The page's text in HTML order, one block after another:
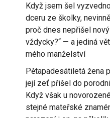
Když jsem šel
dceru ze školky,
proč dnes nepřišel
vždycky?“ — a jediná
mého manželství
Pětapadesátiletá žena
její zeť přišel do
Když však u
stejné mateřské